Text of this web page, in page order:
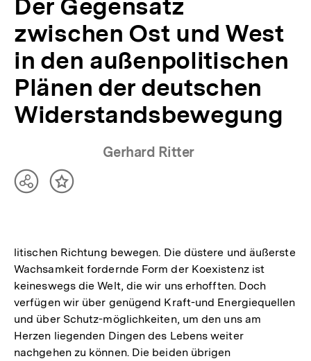
Der Gegensatz
zwischen Ost und West
in den außenpolitischen
Plänen der deutschen
Widerstandsbewegung
Gerhard Ritter
TeilenInhalt
litischen Richtung bewegen. Die düstere und äußerste
Wachsamkeit fordernde Form der Koexistenz ist
keineswegs die Welt, die wir uns erhofften. Doch
verfügen wir über genügend Kraft-und Energiequellen
und über Schutz-möglichkeiten, um den uns am
Herzen liegenden Dingen des Lebens weiter
nachgehen zu können. Die beiden übrigen